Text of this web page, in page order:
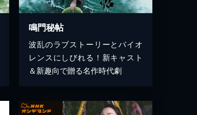
鳴門秘帖
波乱のラブストーリーとバイオ
レンスにしびれる！新キャスト
＆新趣向で贈る名作時代劇